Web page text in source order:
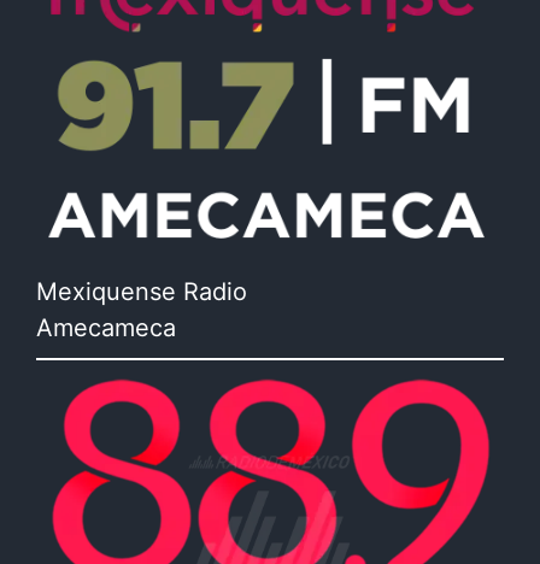
Mexiquense Radio
Amecameca